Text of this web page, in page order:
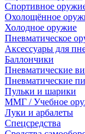
Спортивное
Охолощённое
Холодное оружие
Пневматическое
Аксессуары для
Баллончики
Пневматические
Пневматические
Пульки и шарики
ММГ / Учебное
Луки и арбалеты
Спецсредства